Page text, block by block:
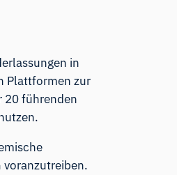
in
Plattformen zur
20 führenden